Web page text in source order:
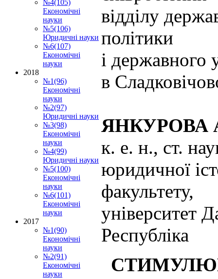
відділу
політики
і державного
в
ЯНКУРОВА
к. е. н., ст.
юридичної
факультету,
університет
Республіка
№4(105)
Економічні
науки
№5(106)
Юридичні науки
№6(107)
Економічні
науки
2018
№1(96)
Економічні
науки
№2(97)
Юридичні науки
№3(98)
Економічні
науки
№4(99)
Юридичні науки
№5(100)
Економічні
науки
№6(101)
Економічні
науки
2017
№1(90)
Економічні
науки
№2(91)
Економічні
науки